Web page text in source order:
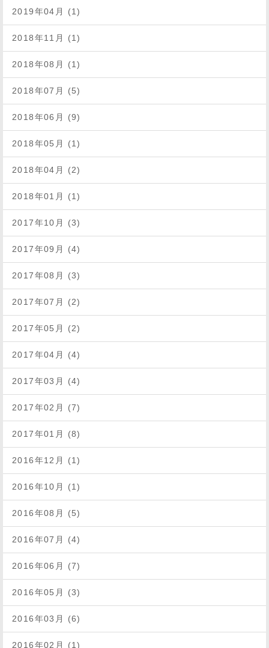
2019年04月 (1)
2018年11月 (1)
2018年08月 (1)
2018年07月 (5)
2018年06月 (9)
2018年05月 (1)
2018年04月 (2)
2018年01月 (1)
2017年10月 (3)
2017年09月 (4)
2017年08月 (3)
2017年07月 (2)
2017年05月 (2)
2017年04月 (4)
2017年03月 (4)
2017年02月 (7)
2017年01月 (8)
2016年12月 (1)
2016年10月 (1)
2016年08月 (5)
2016年07月 (4)
2016年06月 (7)
2016年05月 (3)
2016年03月 (6)
2016年02月 (1)